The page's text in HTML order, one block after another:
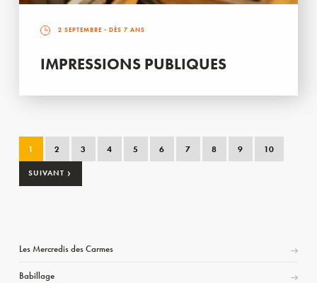
2 SEPTEMBRE - DÈS 7 ANS
IMPRESSIONS PUBLIQUES
1 2 3 4 5 6 7 8 9 10
SUIVANT ›
Les Mercredis des Carmes
Babillage